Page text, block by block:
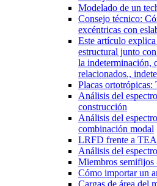
Modelado de un
Consejo técnico:
excéntricas con
Este artículo
estructural junto
la indeterminación,
relacionados.,
Placas ortotrópicas:
Análisis del
construcción
Análisis del
combinación modal
LRFD frente a TEA
Análisis del
Miembros semifijos
Cómo importar un